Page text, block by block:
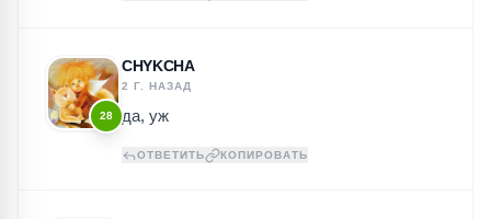
28
CHYKCHA
2 Г. НАЗАД
да, уж
ОТВЕТИТЬ КОПИРОВАТЬ